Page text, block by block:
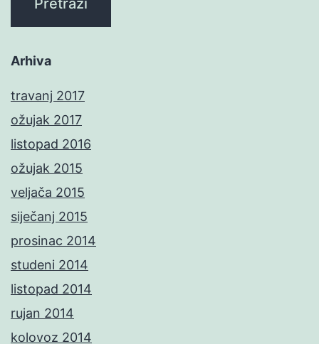
Arhiva
travanj 2017
ožujak 2017
listopad 2016
ožujak 2015
veljača 2015
siječanj 2015
prosinac 2014
studeni 2014
listopad 2014
rujan 2014
kolovoz 2014